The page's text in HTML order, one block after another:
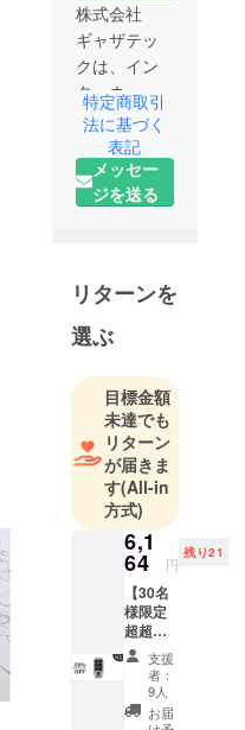
株式会社
ギャザテッ
クは、イン
ターネット
を活用した
スマートな
次世代ライ
フスタイル
斬新でユ
ニークな商
品をお届け
します。
そのため弊
社は数多く
の海外メー
カーと代理
店契約を結
び、価値あ
る商品を価
値ある価格
で皆様にお
届けするた
めの、日本
市場進出を
特定商取引
法に基づく
表記
メッセー
ジを送る
リターンを
選ぶ
目標金額
未達でも
リターン
が届きま
す(All-in
方式)
6,1
64 円
残り21
【30名
様限定
超超早
割
33％OF
F】カス
タム
キー
支援
者：
9人
お届